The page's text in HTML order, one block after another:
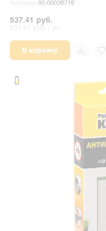
Артикул 00-00038718
537.41 руб.
В корзину